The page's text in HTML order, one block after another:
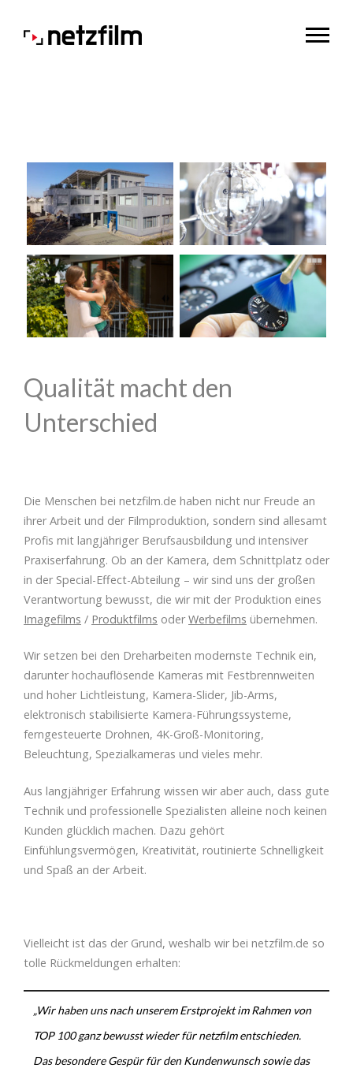
Qualität macht den
Unterschied
Die Menschen bei netzfilm.de haben nicht nur Freude an
ihrer Arbeit und der Filmproduktion, sondern sind allesamt
Profis mit langjähriger Berufsausbildung und intensiver
Praxiserfahrung. Ob an der Kamera, dem Schnittplatz oder
in der Special-Effect-Abteilung – wir sind uns der großen
Verantwortung bewusst, die wir mit der Produktion eines
Imagefilms / Produktfilms oderWerbefilms übernehmen.
Wir setzen bei den Dreharbeiten modernste Technik ein,
darunter hochauflösende Kameras mit Festbrennweiten
und hoher Lichtleistung, Kamera-Slider, Jib-Arms,
elektronisch stabilisierte Kamera-Führungssysteme,
ferngesteuerte Drohnen, 4K-Groß-Monitoring,
Beleuchtung, Spezialkameras und vieles mehr.
Aus langjähriger Erfahrung wissen wir aber auch, dass gute
Technik und professionelle Spezialisten alleine noch keinen
Kunden glücklich machen. Dazu gehört
Einfühlungsvermögen, Kreativität, routinierte Schnelligkeit
und Spaß an der Arbeit.
Vielleicht ist das der Grund, weshalb wir bei netzfilm.de so
tolle Rückmeldungen erhalten:
„Wir haben uns nach unserem Erstprojekt im Rahmen von
TOP 100 ganz bewusst wieder für netzfilm entschieden.
Das besondere Gespür für den Kundenwunsch sowie das